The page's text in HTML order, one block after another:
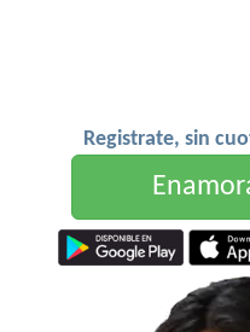
Registrate, sin